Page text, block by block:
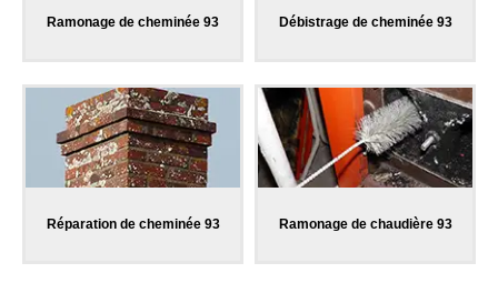
Ramonage de cheminée 93 Débistrage de cheminée 93
Réparation de cheminée 93 Ramonage de chaudière 93